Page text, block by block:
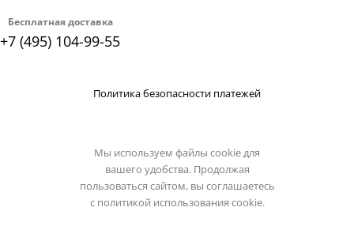
Бесплатная доставка
+7 (495) 104-99-55
Политика безопасности платежей
Мы используем файлы cookie для
вашего удобства. Продолжая
пользоваться сайтом, вы соглашаетесь
с политикой использования cookie.